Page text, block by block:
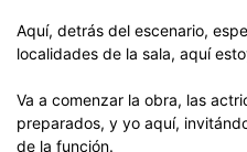
Aquí, detrás del escenario,
localidades de la sala, aquí
Va a comenzar la obra, las
preparados, y yo aquí,
de la función.